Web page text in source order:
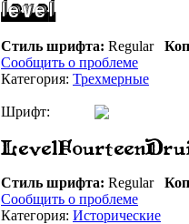
Стиль шрифта: Regular
Сообщить о проблеме
Категория: Трехмерные
Шрифт:
Стиль шрифта: Regular
Сообщить о проблеме
Категория: Исторические